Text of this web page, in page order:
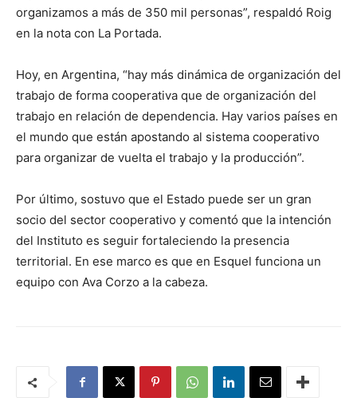
organizamos a más de 350 mil personas”, respaldó Roig
en la nota con La Portada.
Hoy, en Argentina, “hay más dinámica de organización del
trabajo de forma cooperativa que de organización del
trabajo en relación de dependencia. Hay varios países en
el mundo que están apostando al sistema cooperativo
para organizar de vuelta el trabajo y la producción”.
Por último, sostuvo que el Estado puede ser un gran
socio del sector cooperativo y comentó que la intención
del Instituto es seguir fortaleciendo la presencia
territorial. En ese marco es que en Esquel funciona un
equipo con Ava Corzo a la cabeza.